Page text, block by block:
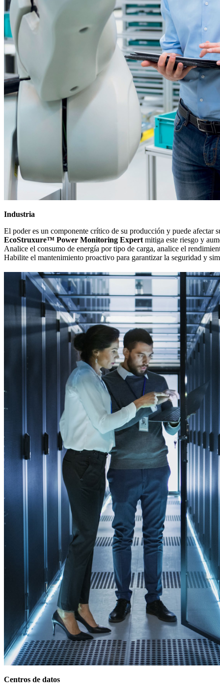
Industria
El poder es un componente crítico de su producción y puede afectar
EcoStruxure™ Power Monitoring Expertmitiga este riesgo y
Analice el consumo de energía por tipo de carga, analice el
Habilite el mantenimiento proactivo para garantizar la seguridad y
Centros de datos